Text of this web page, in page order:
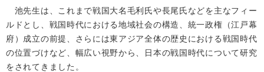
池先生は、これまで戦国大名毛利氏や長尾氏などを主なフィー
ルドとし、戦国時代における地域社会の構造、統一政権（江戸幕
府）成立の前提、さらには東アジア全体の歴史における戦国時代
の位置づけなど、幅広い視野から、日本の戦国時代について研究
をされてきました。